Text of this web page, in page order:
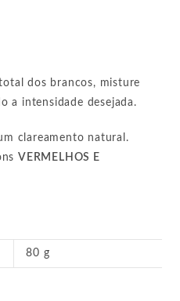
dos brancos, misture
a intensidade desejada.
clareamento natural.
VERMELHOS E
80 g